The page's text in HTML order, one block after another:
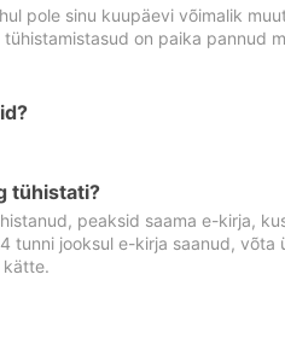
pole sinu kuupäevi võimalik
on paika pannud
tühistati?
peaksid saama e-kirja,
tunni jooksul e-kirja saanud,
kätte.